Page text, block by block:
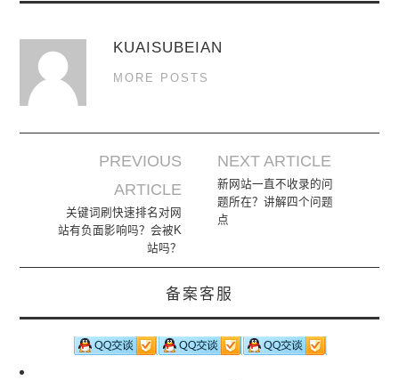
KUAISUBEIAN
MORE POSTS
Post navigation
PREVIOUS
ARTICLE
关键词刷快速排名对网
站有负面影响吗？会被K
站吗？
NEXT ARTICLE
新网站一直不收录的问
题所在？讲解四个问题
点
备案客服